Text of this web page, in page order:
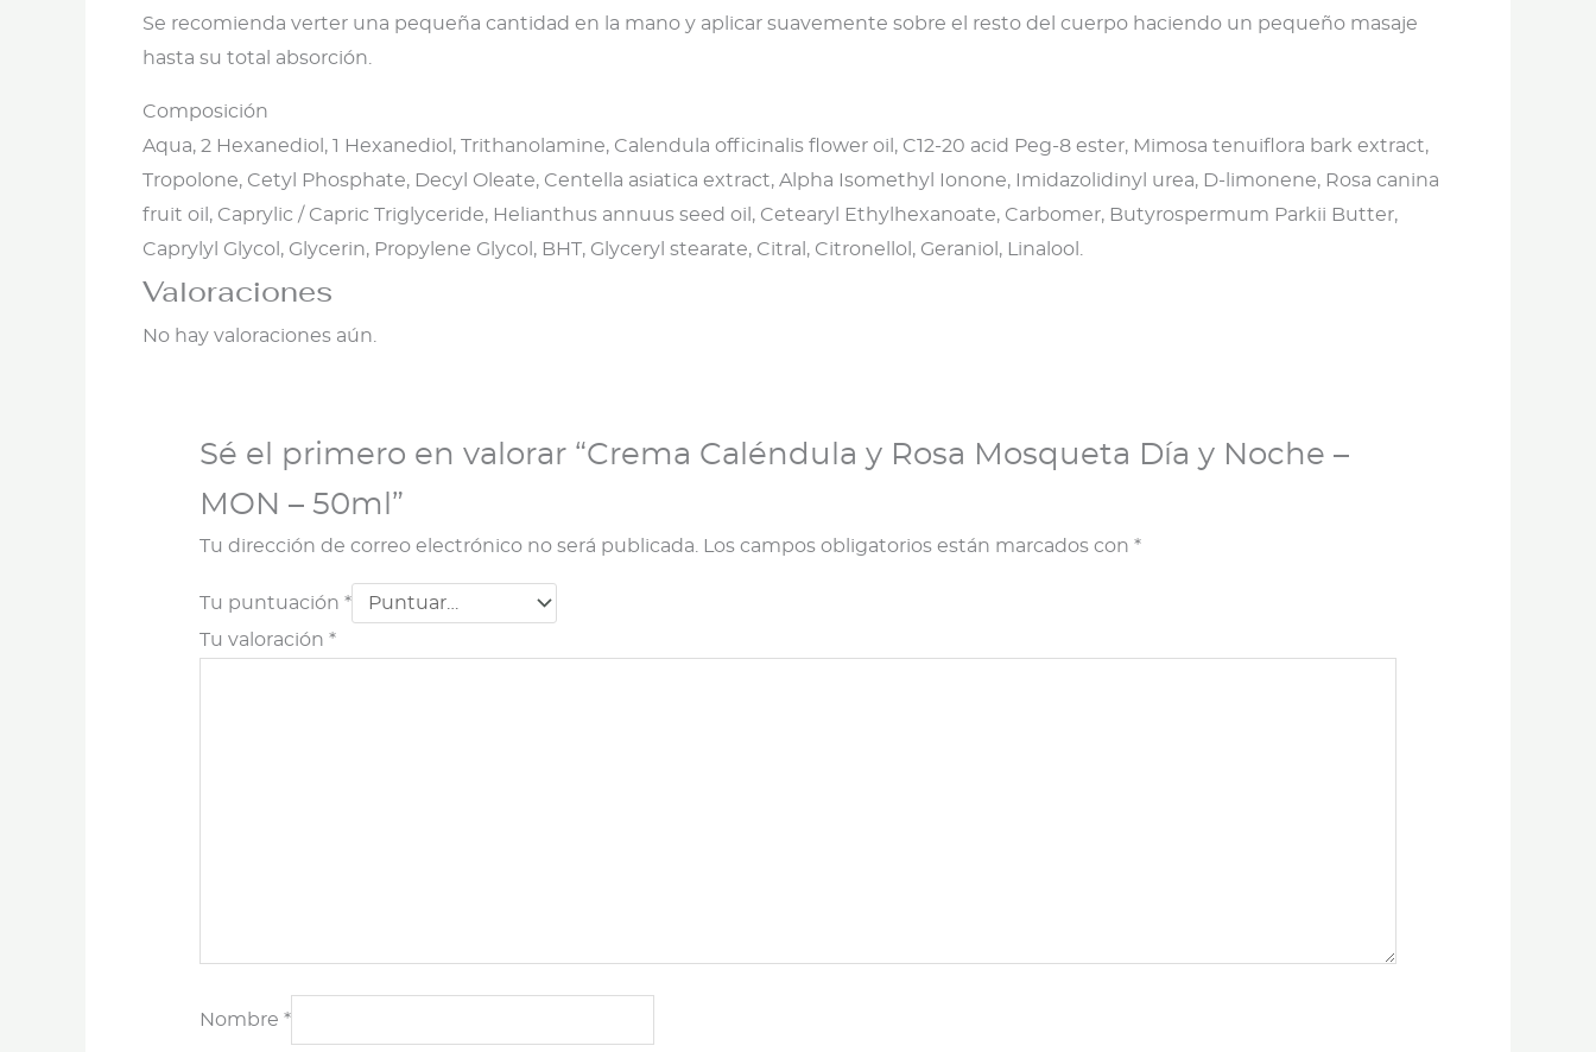
Se recomienda verter una pequeña cantidad en la mano y aplicar suavemente sobre el resto del cuerpo haciendo un pequeño masaje
hasta su total absorción.
Composición
Aqua, 2 Hexanediol, 1 Hexanediol, Trithanolamine, Calendula officinalis flower oil, C12-20 acid Peg-8 ester, Mimosa tenuiflora bark extract,
Tropolone, Cetyl Phosphate, Decyl Oleate, Centella asiatica extract, Alpha Isomethyl Ionone, Imidazolidinyl urea, D-limonene, Rosa canina
fruit oil, Caprylic / Capric Triglyceride, Helianthus annuus seed oil, Cetearyl Ethylhexanoate, Carbomer, Butyrospermum Parkii Butter,
Caprylyl Glycol, Glycerin, Propylene Glycol, BHT, Glyceryl stearate, Citral, Citronellol, Geraniol, Linalool.
Valoraciones
No hay valoraciones aún.
Sé el primero en valorar “Crema Caléndula y Rosa Mosqueta Día y Noche –
MON – 50ml”
Tu dirección de correo electrónico no será publicada. Los campos obligatorios están marcados con *
Tu puntuación *
Tu valoración *
Nombre *